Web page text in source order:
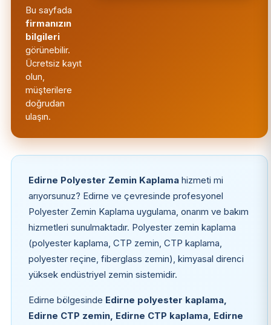
Bu sayfada
firmanızın
bilgileri
görünebilir.
Ücretsiz kayıt
olun,
müşterilere
doğrudan
ulaşın.
Edirne Polyester Zemin Kaplamahizmeti mi
arıyorsunuz? Edirne ve çevresinde profesyonel
Polyester Zemin Kaplama uygulama, onarım ve bakım
hizmetleri sunulmaktadır. Polyester zemin kaplama
(polyester kaplama, CTP zemin, CTP kaplama,
polyester reçine, fiberglass zemin), kimyasal direnci
yüksek endüstriyel zemin sistemidir.
Edirne bölgesinde Edirne polyester kaplama,
Edirne CTP zemin, Edirne CTP kaplama, Edirne